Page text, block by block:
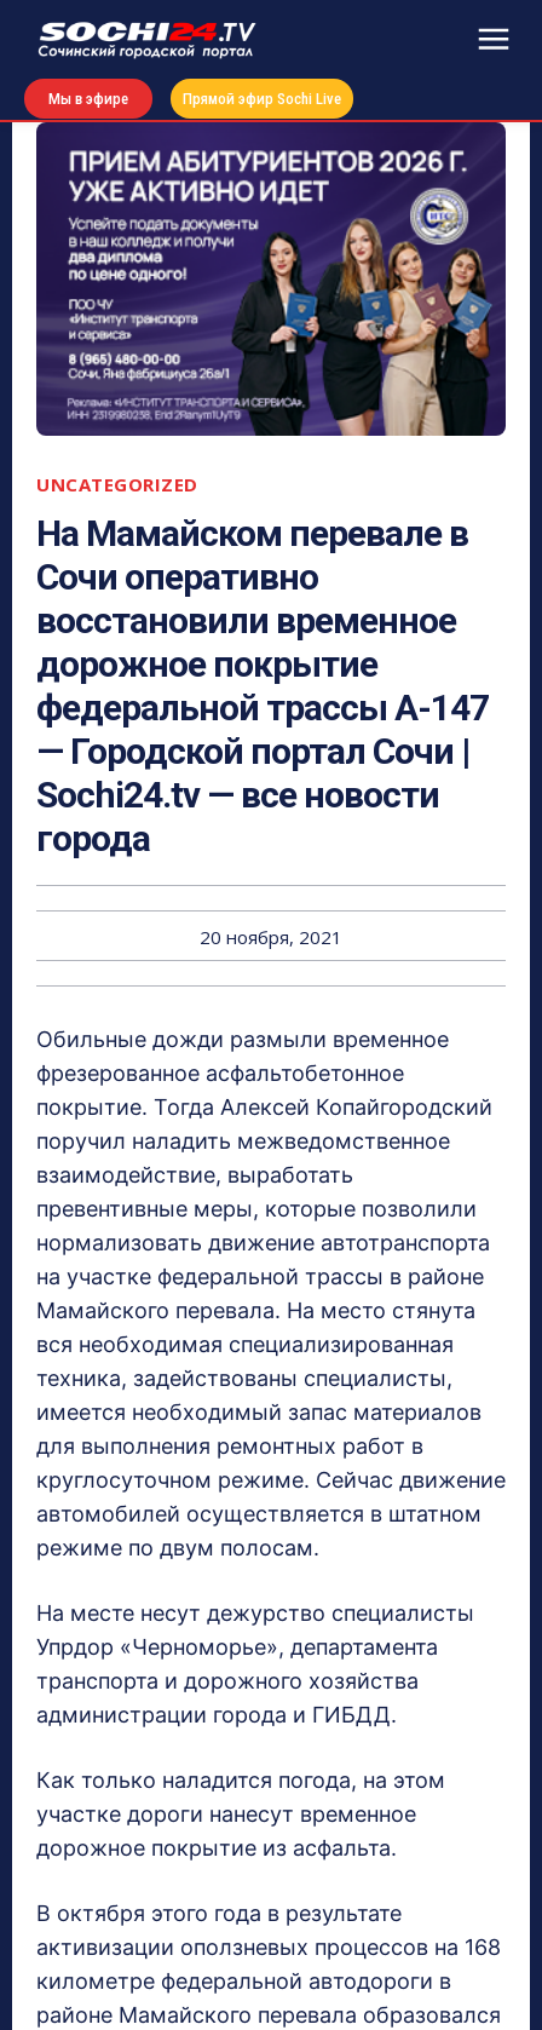
Мы в эфире Прямой эфир Sochi Live
UNCATEGORIZED
На Мамайском перевале в
Сочи оперативно
восстановили временное
дорожное покрытие
федеральной трассы А-147
— Городской портал Сочи |
Sochi24.tv — все новости
города
20 ноября, 2021
Обильные дожди размыли временное
фрезерованное асфальтобетонное
покрытие. Тогда Алексей Копайгородский
поручил наладить межведомственное
взаимодействие, выработать
превентивные меры, которые позволили
нормализовать движение автотранспорта
на участке федеральной трассы в районе
Мамайского перевала. На место стянута
вся необходимая специализированная
техника, задействованы специалисты,
имеется необходимый запас материалов
для выполнения ремонтных работ в
круглосуточном режиме. Сейчас движение
автомобилей осуществляется в штатном
режиме по двум полосам.
На месте несут дежурство специалисты
Упрдор «Черноморье», департамента
транспорта и дорожного хозяйства
администрации города и ГИБДД.
Как только наладится погода, на этом
участке дороги нанесут временное
дорожное покрытие из асфальта.
В октября этого года в результате
активизации оползневых процессов на 168
километре федеральной автодороги в
районе Мамайского перевала образовался